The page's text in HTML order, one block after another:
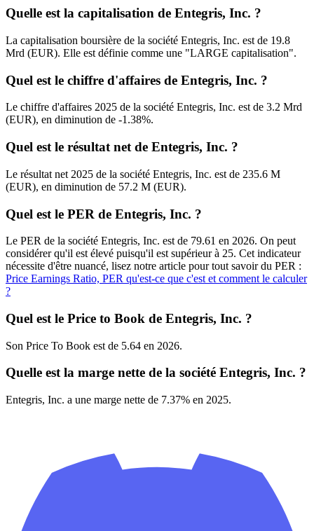
Quelle est la capitalisation de Entegris, Inc. ?
La capitalisation boursière de la société Entegris, Inc. est de 19.8
Mrd (EUR). Elle est définie comme une "LARGE capitalisation".
Quel est le chiffre d'affaires de Entegris, Inc. ?
Le chiffre d'affaires 2025 de la société Entegris, Inc. est de 3.2 Mrd
(EUR), en diminution de -1.38%.
Quel est le résultat net de Entegris, Inc. ?
Le résultat net 2025 de la société Entegris, Inc. est de 235.6 M
(EUR), en diminution de 57.2 M (EUR).
Quel est le PER de Entegris, Inc. ?
Le PER de la société Entegris, Inc. est de 79.61 en 2026. On peut
considérer qu'il est élevé puisqu'il est supérieur à 25. Cet indicateur
nécessite d'être nuancé, lisez notre article pour tout savoir du PER :
Price Earnings Ratio, PER qu'est-ce que c'est et comment le calculer
?
Quel est le Price to Book de Entegris, Inc. ?
Son Price To Book est de 5.64 en 2026.
Quelle est la marge nette de la société Entegris, Inc. ?
Entegris, Inc. a une marge nette de 7.37% en 2025.